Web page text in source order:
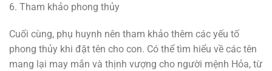
6. Tham khảo phong thủy
Cuối cùng, phụ huynh nên tham khảo thêm các yếu tố
phong thủy khi đặt tên cho con. Có thể tìm hiểu về các tên
mang lại may mắn và thịnh vượng cho người mệnh Hỏa, từ